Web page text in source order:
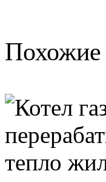
Похожие